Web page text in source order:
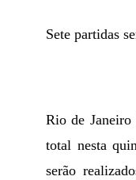
Sete partidas
Rio de
total nesta
serão